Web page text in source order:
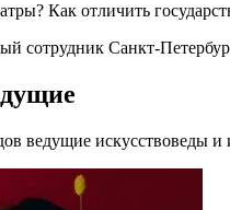
Как отличить
сотрудник Санкт-
ведущие искусствоведы и